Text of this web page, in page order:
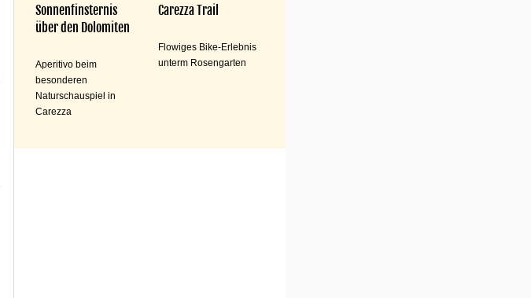
Sonnenfinsternis
über den Dolomiten
Aperitivo beim
besonderen
Naturschauspiel in
Carezza
Carezza Trail
Flowiges Bike-Erlebnis
unterm Rosengarten